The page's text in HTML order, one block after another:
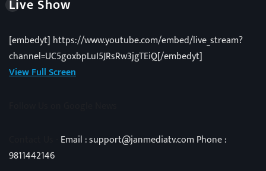
Live Show
[embedyt] https://www.youtube.com/embed/live_stream?
channel=UC5goxbpLuI5JRsRw3jgTEiQ[/embedyt]
View Full Screen
Email : support@janmediatv.com Phone :
9811442146